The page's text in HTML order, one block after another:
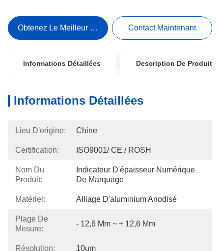
Obtenez Le Meilleur Prix Contact Maintenant
Informations Détaillées Description De Produit
Informations Détaillées
Lieu D'origine: Chine
Certification: ISO9001/ CE / ROSH
Nom Du
Produit:
Indicateur D'épaisseur Numérique
De Marquage
Matériel: Alliage D'aluminium Anodisé
Plage De
Mesure:
- 12,6 Mm ~ + 12,6 Mm
Résolution: 10um